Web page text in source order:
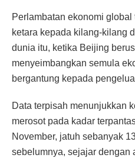
Perlambatan ekonomi
ketara kepada kilang-kilang
dunia itu, ketika Beijing
menyeimbangkan semula
bergantung kepada
Data terpisah menunjukkan
merosot pada kadar
November, jatuh sebanyak
sebelumnya, sejajar dengan